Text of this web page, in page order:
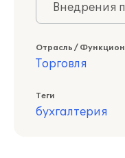
Внедрения
Отрасль /
Торговля
Теги
бухгалтерия